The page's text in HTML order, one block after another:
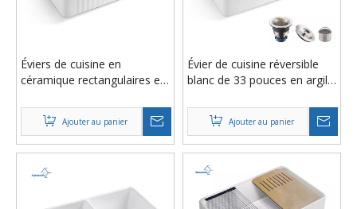
Éviers de cuisine en
céramique rectangulaires en
de ferme de 24 pouces
Ajouter au panier
Évier de cuisine réversible
blanc de 33 pouces en argile
céramique de porcelaine
Ajouter au panier